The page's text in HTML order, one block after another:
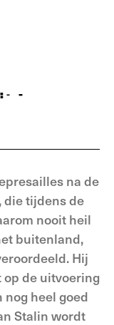
- -
na de
die tijdens de
nooit heil
buitenland,
Hij
de uitvoering
heel goed
Stalin wordt